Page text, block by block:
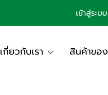
เข้าสู่ระบบ
เกี่ยวกับเรา สินค้าของ